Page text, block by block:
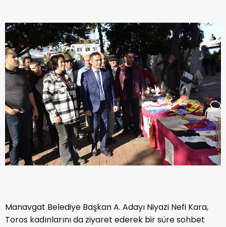
Manavgat Belediye Başkan A. Adayı Niyazi Nefi Kara,
Toros kadınlarını da ziyaret ederek bir süre sohbet